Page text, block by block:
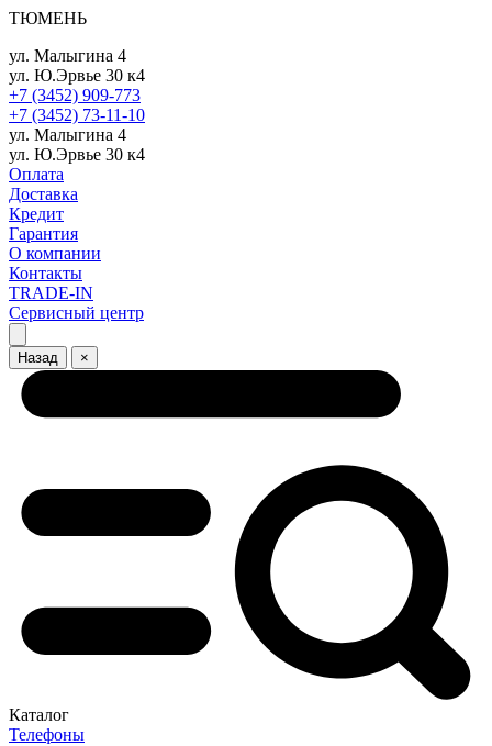
ТЮМЕНЬ
ул. Малыгина 4
ул. Ю.Эрвье 30 к4
+7 (3452) 909-773
+7 (3452) 73-11-10
ул. Малыгина 4
ул. Ю.Эрвье 30 к4
Оплата
Доставка
Кредит
Гарантия
О компании
Контакты
TRADE-IN
Сервисный центр
Назад ×
Каталог
Телефоны